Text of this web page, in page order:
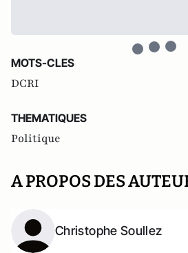
MOTS-CLES
DCRI
THEMATIQUES
Politique
A PROPOS DES
Christophe Soullez